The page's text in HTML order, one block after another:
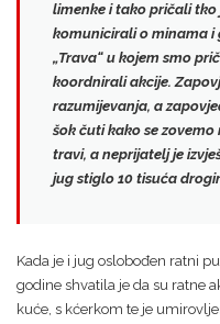
limenke i tako pričali
komunicirali o minama i
„Trava“ u kojem smo
koordnirali akcije.
razumijevanja, a
šok čuti kako se
travi, a neprijatelj je
jug stiglo 10 tisuća
Kada je i jug oslobođen ratni
godine shvatila je da su ratne
kuće, s kćerkom te je